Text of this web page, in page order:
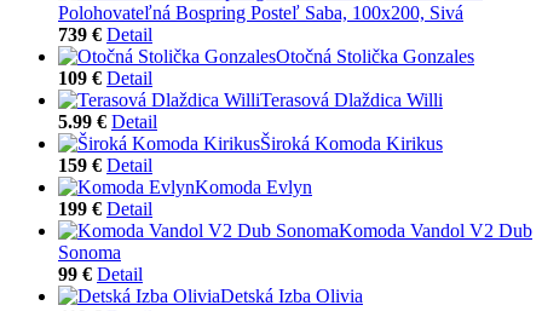
Polohovateľná Bospring Posteľ Saba, 100x200, Sivá
739 € Detail
Otočná Stolička Gonzales
109 € Detail
Terasová Dlaždica Willi
5.99 € Detail
Široká Komoda Kirikus
159 € Detail
Komoda Evlyn
199 € Detail
Komoda Vandol V2 Dub
Sonoma
99 € Detail
Detská Izba Olivia